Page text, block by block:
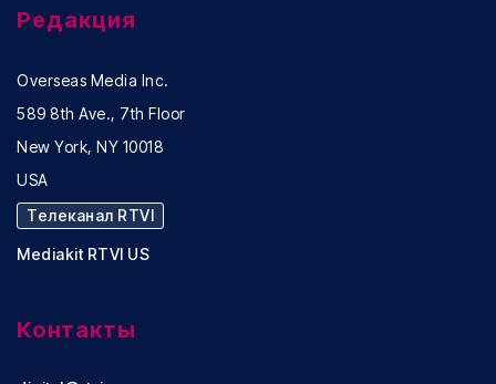
Редакция
Overseas Media Inc.
589 8th Ave., 7th Floor
New York, NY 10018
USA
Телеканал RTVI
Mediakit RTVI US
Контакты